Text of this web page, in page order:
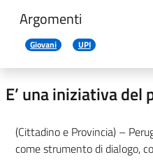
Argomenti
Giovani UPI
E’ una iniziativa del
(Cittadino e Provincia) –
come strumento di dialogo,